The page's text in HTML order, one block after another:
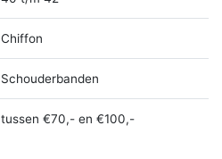
Chiffon
Schouderbanden
tussen €70,- en €100,-